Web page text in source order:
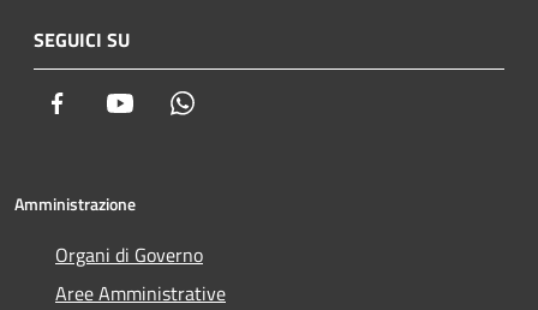
SEGUICI SU
Facebook Youtube
Amministrazione
Organi di Governo
Aree Amministrative